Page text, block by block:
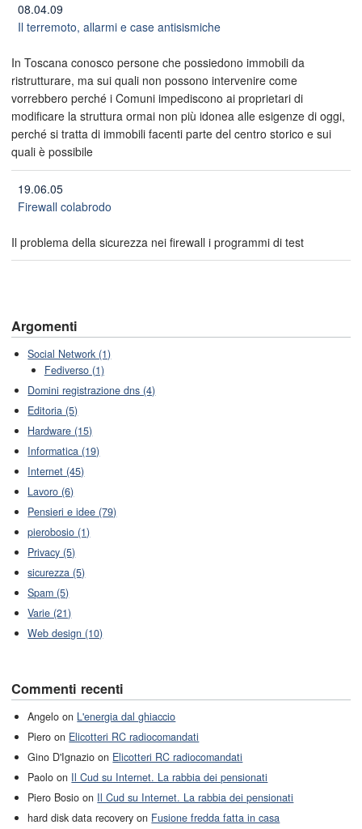
08.04.09
Il terremoto, allarmi e case antisismiche
In Toscana conosco persone che possiedono immobili da
ristrutturare, ma sui quali non possono intervenire come
vorrebbero perché i Comuni impediscono ai proprietari di
modificare la struttura ormai non più idonea alle esigenze di oggi,
perché si tratta di immobili facenti parte del centro storico e sui
quali è possibile
19.06.05
Firewall colabrodo
Il problema della sicurezza nei firewall i programmi di test
Argomenti
Social Network (1)
Fediverso (1)
Domini registrazione dns (4)
Editoria (5)
Hardware (15)
Informatica (19)
Internet (45)
Lavoro (6)
Pensieri e idee (79)
pierobosio (1)
Privacy (5)
sicurezza (5)
Spam (5)
Varie (21)
Web design (10)
Commenti recenti
Angelo on L'energia dal ghiaccio
Piero on Elicotteri RC radiocomandati
Gino D'Ignazio on Elicotteri RC radiocomandati
Paolo on Il Cud su Internet. La rabbia dei pensionati
Piero Bosio on Il Cud su Internet. La rabbia dei pensionati
hard disk data recovery on Fusione fredda fatta in casa